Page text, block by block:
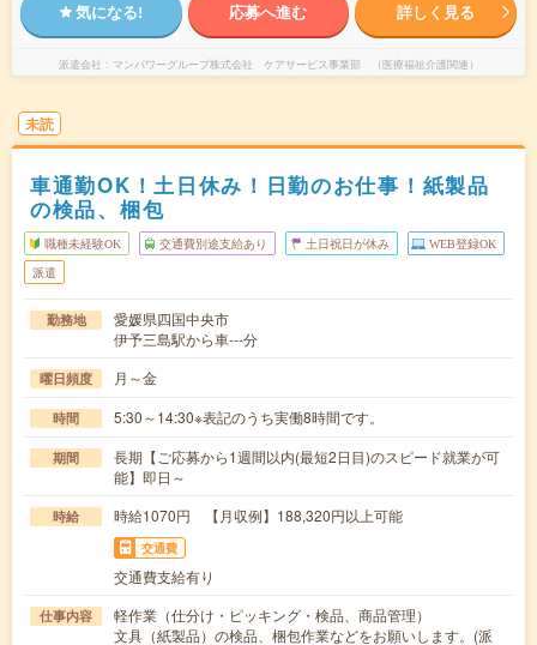
気になる! 応募へ進む 詳しく見る
派遣会社 マンパワーグループ株式会社 ケアサービス事業部 （医療福祉介護関連）
未読
車通勤OK！土日休み！日勤のお仕事！紙製品
の検品、梱包
職種未経験OK 交通費別途支給あり 土日祝日が休み WEB登録OK
派遣
勤務地
愛媛県四国中央市
伊予三島駅から車---分
曜日頻度 月～金
時間 5:30～14:30※表記のうち実働8時間です。
期間
長期【ご応募から1週間以内(最短2日目)のスピード就業が可
能】即日～
時給 時給1070円 【月収例】188,320円以上可能
交通費
交通費支給有り
仕事内容
軽作業（仕分け・ピッキング・検品、商品管理）
文具（紙製品）の検品、梱包作業などをお願いします。(派